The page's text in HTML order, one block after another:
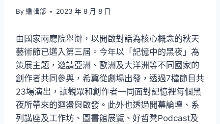
By 編輯部 2023 年 8 月 8 日
由國家兩廳院舉辦，以開啟對話為核心概念的秋天
藝術節已邁入第三屆。今年以「記憶中的黑夜」為
策展主題，邀請亞洲、歐洲及大洋洲等不同國家的
創作者共同參與，希冀從劇場出發，透過7檔節目共
23場演出，讓觀眾和創作者一同面對記憶裡每個黑
夜所帶來的迴盪與啟發。此外也透過開幕論壇、系
列講座及工作坊、圖書館展覽、好哲凳Podcast及